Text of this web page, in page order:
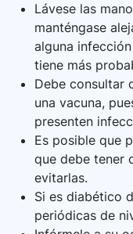
Lávese las
manténgase
alguna
tiene más
Debe consultar
una vacuna,
presenten
Es posible que
que debe tener
evitarlas.
Si es diabético
periódicas de